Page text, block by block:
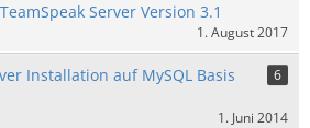
Server Version 3.1
1. August 2017
Installation auf MySQL Basis
6
1. Juni 2014